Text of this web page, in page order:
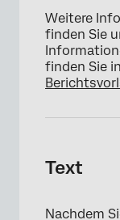
Weitere
finden Sie
finden Sie
Text
Nachdem